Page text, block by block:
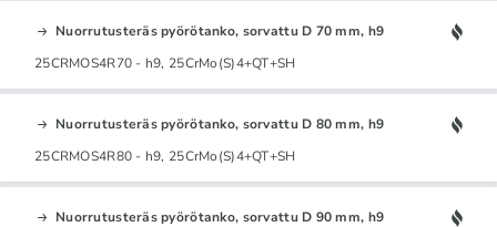
Nuorrutusteräs pyörötanko, sorvattu D 70 mm, h9
25CRMOS4R70 - h9, 25CrMo(S)4+QT+SH
Nuorrutusteräs pyörötanko, sorvattu D 80 mm, h9
25CRMOS4R80 - h9, 25CrMo(S)4+QT+SH
Nuorrutusteräs pyörötanko, sorvattu D 90 mm, h9